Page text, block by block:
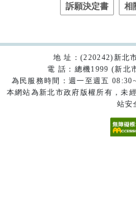
訴願決定書 相
地 址：(220242)新北
電 話：總機1999 (新北
為民服務時間：週一至週五
本網站為新北市政府版權所有，未
站安